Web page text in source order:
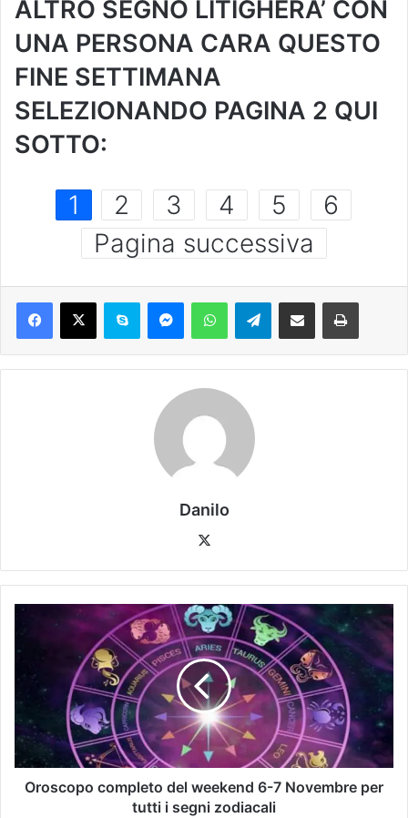
ALTRO SEGNO LITIGHERA’ CON
UNA PERSONA CARA QUESTO
FINE SETTIMANA
SELEZIONANDO PAGINA 2 QUI
SOTTO:
1 2 3 4 5
6
Pagina successiva
Danilo
Oroscopo completo del weekend 6-7 Novembre per
tutti i segni zodiacali